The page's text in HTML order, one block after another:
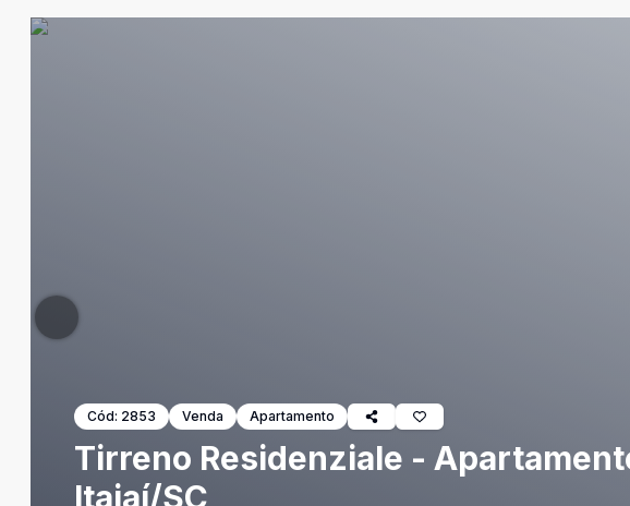
Cód: 2853 Venda Apartamento
Tirreno Residenziale -
Itajaí/SC